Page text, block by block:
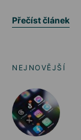
Přečíst článek
NEJNOVĚJŠÍ